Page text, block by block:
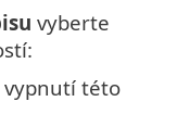
vyberte
vypnutí této